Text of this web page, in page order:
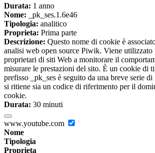
Durata: 1 anno
Nome: _pk_ses.1.6e46
Tipologia: analitico
Proprieta: Prima parte
Descrizione: Questo nome di cookie è
analisi web open source Piwik. Viene utilizzato
proprietari di siti Web a monitorare il
misurare le prestazioni del sito. È un cookie di
prefisso _pk_ses è seguito da una breve serie
si ritiene sia un codice di riferimento per il
cookie.
Durata: 30 minuti
www.youtube.com
Nome
Tipologia
Proprieta